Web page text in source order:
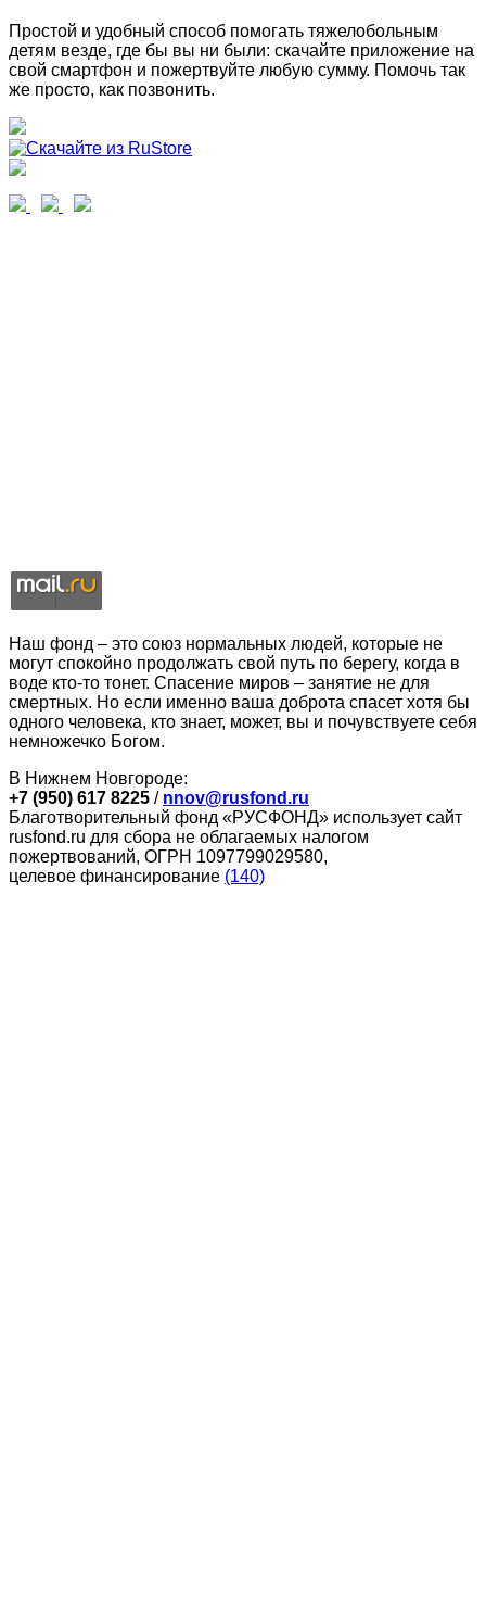
Простой и удобный способ помогать тяжелобольным
детям везде, где бы вы ни были: скачайте приложение на
свой смартфон и пожертвуйте любую сумму. Помочь так
же просто, как позвонить.
Наш фонд – это союз нормальных людей, которые не
могут спокойно продолжать свой путь по берегу, когда в
воде кто-то тонет. Спасение миров – занятие не для
смертных. Но если именно ваша доброта спасет хотя бы
одного человека, кто знает, может, вы и почувствуете себя
немножечко Богом.
В Нижнем Новгороде:
+7 (950) 617 8225 / nnov@rusfond.ru
Благотворительный фонд «РУСФОНД» использует сайт
rusfond.ru для сбора не облагаемых налогом
пожертвований, ОГРН 1097799029580,
целевое финансирование (140)